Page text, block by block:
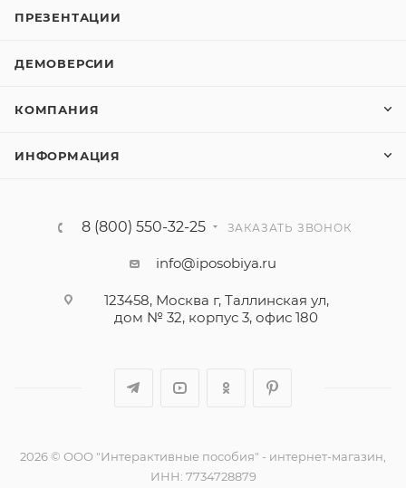
ПРЕЗЕНТАЦИИ
ДЕМОВЕРСИИ
КОМПАНИЯ
ИНФОРМАЦИЯ
8 (800) 550-32-25 ЗАКАЗАТЬ ЗВОНОК
info@iposobiya.ru
123458, Москва г, Таллинская ул,
дом № 32, корпус 3, офис 180
2026 © ООО "Интерактивные пособия" - интернет-магазин,
ИНН: 7734728879